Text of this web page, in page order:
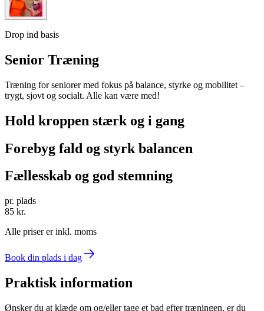
Drop ind basis
Senior Træning
Træning for seniorer med fokus på balance, styrke og mobilitet –
trygt, sjovt og socialt. Alle kan være med!
Hold kroppen stærk og i gang
Forebyg fald og styrk balancen
Fællesskab og god stemning
pr. plads
85 kr.
Alle priser er inkl. moms
Book din plads i dag
Praktisk information
Ønsker du at klæde om og/eller tage et bad efter træningen, er du